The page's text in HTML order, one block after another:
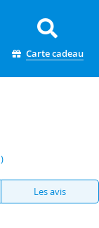
Carte cadeau
)
Les avis